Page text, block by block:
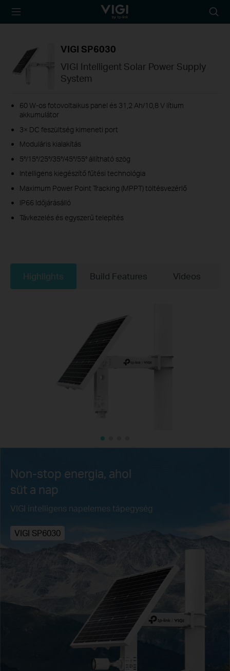
TP-Link, Reliably
icon
VIGI SP6030
VIGI Intelligent Solar Power Supply
System
60 W-os fotovoltaikus panel és 31,2 Ah/10,8 V lítium
akkumulátor
3× DC feszültség kimeneti port
Moduláris kialakítás
5°/15°/25°/35°/45°/55° állítható szög
Intelligens kiegészítő fűtési technológia
Maximum Power Point Tracking (MPPT) töltésvezérlő
IP66 Időjárásálló
Távkezelés és egyszerű telepítés
Highlights Build Features Videos
Non-stop energia, ahol
süt a nap
VIGI intelligens napelemes tápegység
VIGI SP6030